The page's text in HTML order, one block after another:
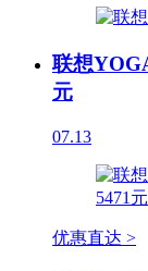
联想
元
07.13
优惠直达 >